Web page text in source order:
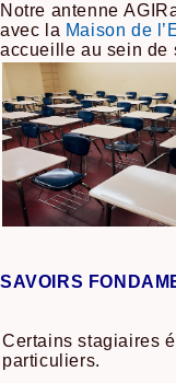
Notre antenne
avec la Maison de
accueille au sein de
SAVOIRS
Certains stagiaires
particuliers.